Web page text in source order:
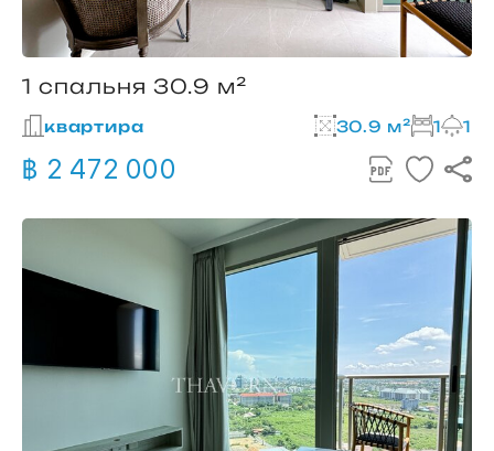
1 спальня 30.9 м²
квартира 30.9 м² 1 1
฿ 2 472 000